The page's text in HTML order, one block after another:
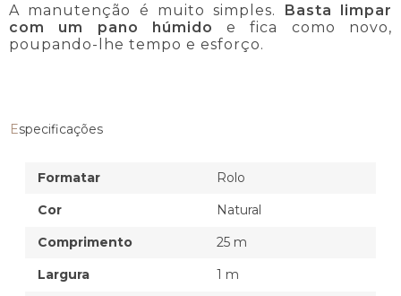
A manutenção é muito simples. Basta limpar
com um pano húmido e fica como novo,
poupando-lhe tempo e esforço.
Especificações
Formatar
Rolo
Cor
Natural
Comprimento
25 m
Largura
1 m